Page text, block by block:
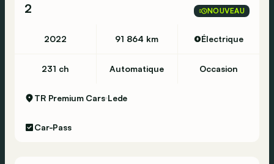
2
NOUVEAU
2022 91 864 km Électrique
231 ch Automatique Occasion
TR Premium Cars Lede
Car-Pass